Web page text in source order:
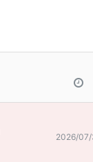
2026/07/